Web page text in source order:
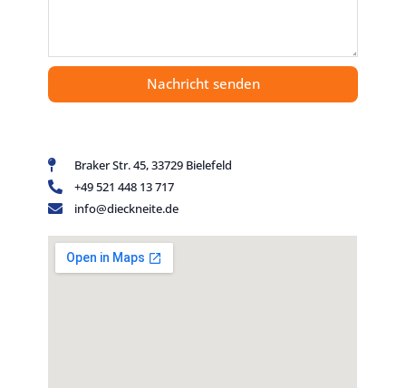
Nachricht senden
Braker Str. 45, 33729 Bielefeld
+49 521 448 13 717
info@dieckneite.de